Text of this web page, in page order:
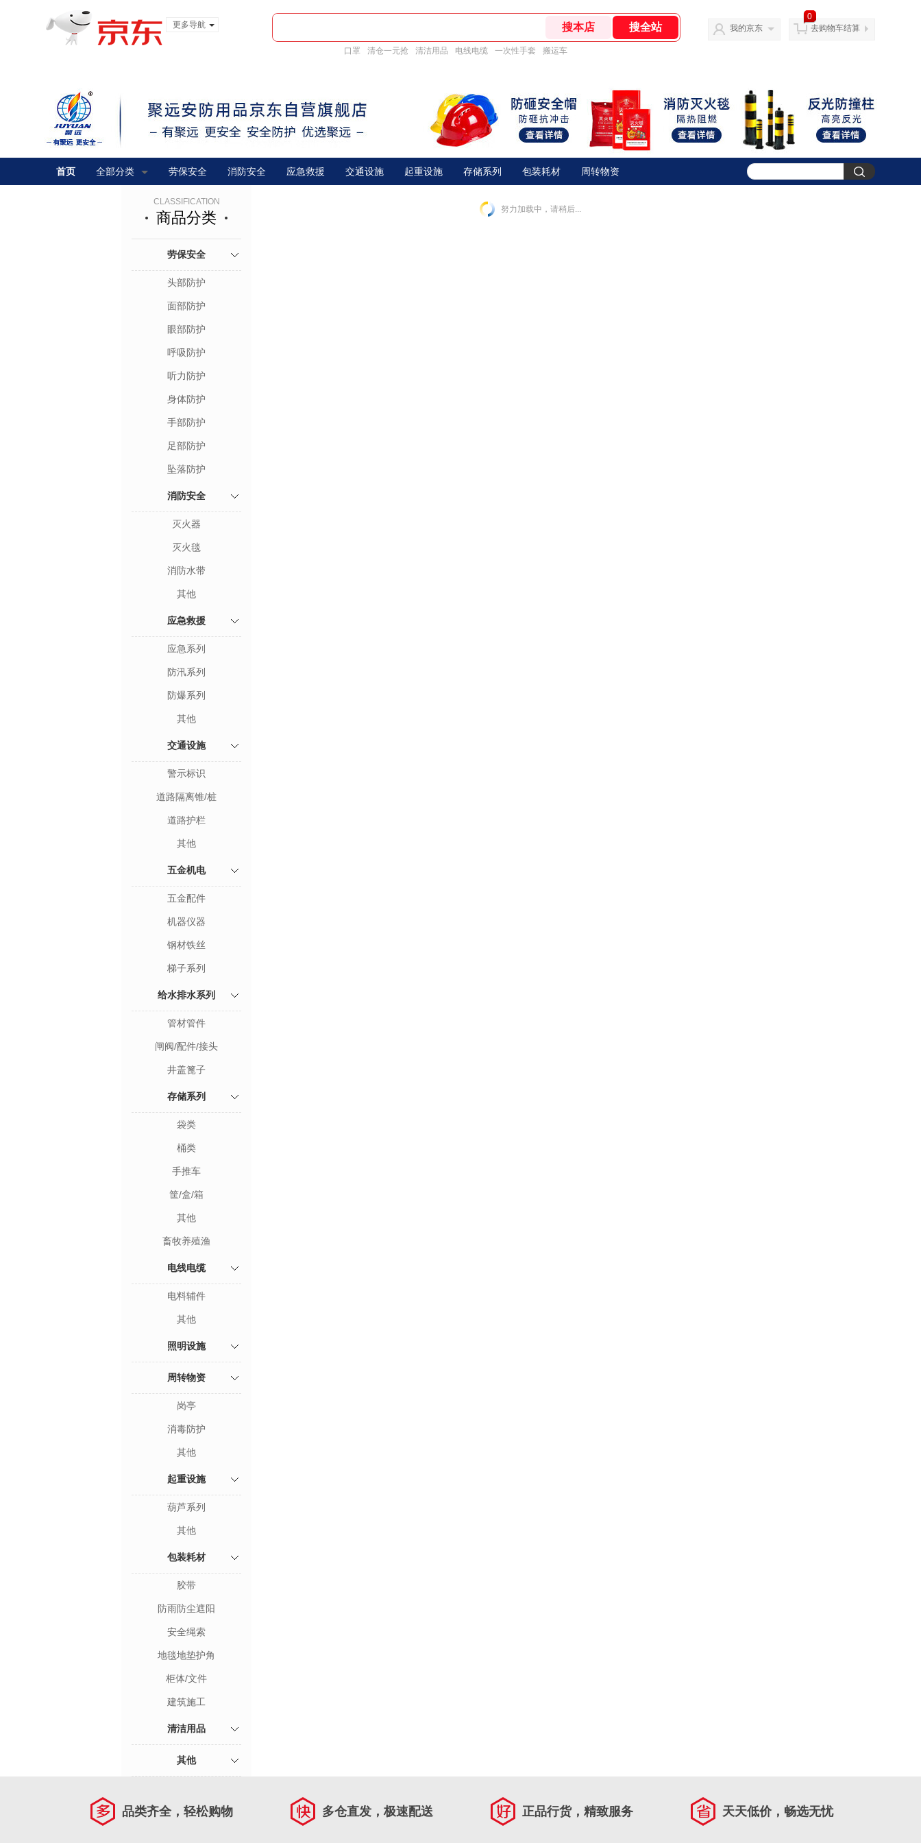
更多导航
口罩 清仓一元抢 清洁用品 电线电缆 一次性手套 搬运车
我的京东
0
去购物车结算
首页 全部分类 劳保安全 消防安全 应急救援 交通设施 起重设施 存储系列 包装耗材 周转物资
CLASSIFICATION
商品分类
劳保安全
头部防护
面部防护
眼部防护
呼吸防护
听力防护
身体防护
手部防护
足部防护
坠落防护
消防安全
灭火器
灭火毯
消防水带
其他
应急救援
应急系列
防汛系列
防爆系列
其他
交通设施
警示标识
道路隔离锥/桩
道路护栏
其他
五金机电
五金配件
机器仪器
钢材铁丝
梯子系列
给水排水系列
管材管件
闸阀/配件/接头
井盖篦子
存储系列
袋类
桶类
手推车
筐/盒/箱
其他
畜牧养殖渔
电线电缆
电料辅件
其他
照明设施
周转物资
岗亭
消毒防护
其他
起重设施
葫芦系列
其他
包装耗材
胶带
防雨防尘遮阳
安全绳索
地毯地垫护角
柜体/文件
建筑施工
清洁用品
其他
努力加载中，请稍后...
品类齐全，轻松购物 多仓直发，极速配送 正品行货，精致服务 天天低价，畅选无忧